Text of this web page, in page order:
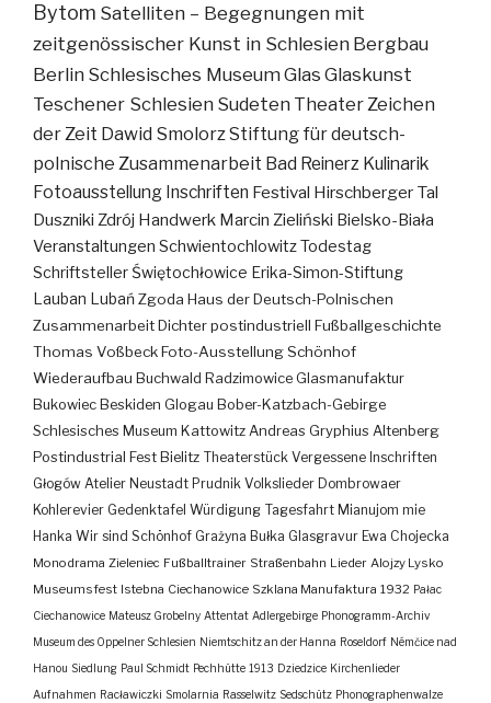
Bytom Satelliten – Begegnungen mit
zeitgenössischer Kunst in Schlesien Bergbau
Berlin Schlesisches MuseumGlas Glaskunst
Teschener Schlesien Sudeten TheaterZeichen
der Zeit Dawid SmolorzStiftung für deutsch-
polnische Zusammenarbeit Bad Reinerz Kulinarik
Fotoausstellung Inschriften Festival Hirschberger Tal
Duszniki Zdrój Handwerk Marcin Zieliński Bielsko-Biała
Veranstaltungen SchwientochlowitzTodestag
SchriftstellerŚwiętochłowice Erika-Simon-Stiftung
Lauban LubańZgoda Haus der Deutsch-Polnischen
ZusammenarbeitDichterpostindustriell Fußballgeschichte
Thomas VoßbeckFoto-AusstellungSchönhof
Wiederaufbau Buchwald Radzimowice Glasmanufaktur
Bukowiec Beskiden Glogau Bober-Katzbach-Gebirge
Schlesisches Museum Kattowitz Andreas Gryphius Altenberg
Postindustrial Fest Bielitz Theaterstück Vergessene Inschriften
Głogów Atelier Neustadt Prudnik Volkslieder Dombrowaer
Kohlerevier Gedenktafel Würdigung Tagesfahrt Mianujom mie
Hanka Wir sind Schönhof Grażyna Bułka Glasgravur Ewa Chojecka
Monodrama Zieleniec Fußballtrainer Straßenbahn Lieder Alojzy Lysko
Museumsfest Istebna Ciechanowice Szklana Manufaktura 1932 Pałac
Ciechanowice Mateusz Grobelny Attentat Adlergebirge Phonogramm-Archiv
Museum des Oppelner Schlesien Niemtschitz an der Hanna Roseldorf Némčice nad
Hanou Siedlung Paul Schmidt Pechhütte 1913 Dziedzice Kirchenlieder
Aufnahmen Racławiczki Smolarnia Rasselwitz Sedschütz Phonographenwalze